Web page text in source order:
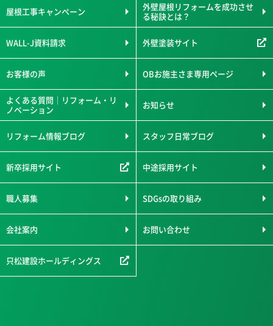
屋根工事キャンペーン
外壁屋根リフォームを成功させ
る秘訣とは？
WALL-J資料請求 外壁塗装サイト
お客様の声 OBお施主さま専用ページ
よくある質問｜リフォーム・リ
ノベーション
お知らせ
リフォーム情報ブログ スタッフ日常ブログ
新卒採用サイト 中途採用サイト
職人募集 SDGsの取り組み
会社案内 お問い合わせ
只松建設ホールディングス